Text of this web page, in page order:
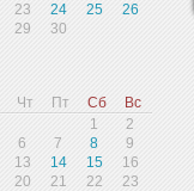
23 24 25
26
29 30
Чт Пт Сб
Вс
1
2
6 7 8
9
13 14 15
16
20 21 22
23